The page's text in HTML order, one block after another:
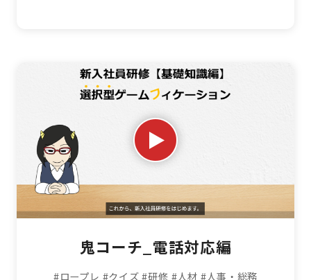
鬼コーチ_電話対応編
#ロープレ #クイズ #研修 #人材 #人事・総務